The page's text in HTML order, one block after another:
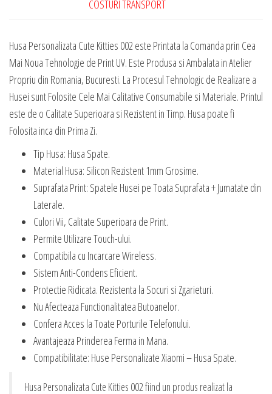
002
COSTURI TRANSPORT
Husa Personalizata Cute Kitties 002 este Printata la Comanda prin Cea
Mai Noua Tehnologie de Print UV. Este Produsa si Ambalata in Atelier
Propriu din Romania, Bucuresti. La Procesul Tehnologic de Realizare a
Husei sunt Folosite Cele Mai Calitative Consumabile si Materiale. Printul
este de o Calitate Superioara si Rezistent in Timp. Husa poate fi
Folosita inca din Prima Zi.
Tip Husa: Husa Spate.
Material Husa: Silicon Rezistent 1mm Grosime.
Suprafata Print: Spatele Husei pe Toata Suprafata + Jumatate din
Laterale.
Culori Vii, Calitate Superioara de Print.
Permite Utilizare Touch-ului.
Compatibila cu Incarcare Wireless.
Sistem Anti-Condens Eficient.
Protectie Ridicata. Rezistenta la Socuri si Zgarieturi.
Nu Afecteaza Functionalitatea Butoanelor.
Confera Acces la Toate Porturile Telefonului.
Avantajeaza Prinderea Ferma in Mana.
Compatibilitate: Huse Personalizate Xiaomi – Husa Spate.
Husa Personalizata Cute Kitties 002 fiind un produs realizat la